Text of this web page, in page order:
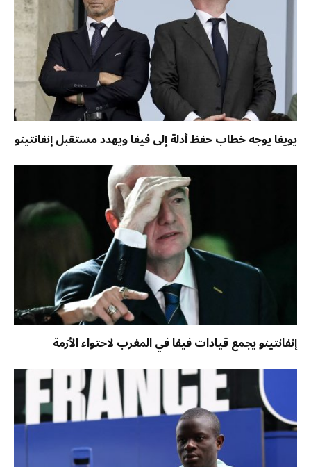
يويفا يوجه خطاب حفظ أدلة إلى فيفا ويهدد مستقبل إنفانتينو
إنفانتينو يجمع قيادات فيفا في المغرب لاحتواء الأزمة